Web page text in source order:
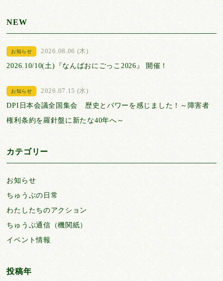
NEW
お知らせ
2026.08.06 (木)
2026.10/10(土)『なんばおにごっこ2026』 開催！
お知らせ
2026.07.15 (水)
DPI日本会議全国集会 歴史とパワーを感じました！～障害者
権利条約を羅針盤に新たな40年へ～
カテゴリー
お知らせ
ちゅうぶの日常
わたしたちのアクション
ちゅうぶ通信（機関紙）
イベント情報
投稿年